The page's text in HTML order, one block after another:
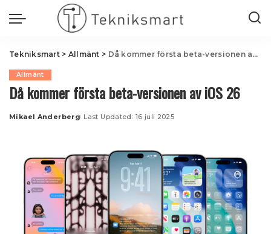
Tekniksmart> Allmänt > Då kommer första beta-versionen av iOS 26
Allmänt
Då kommer första beta-versionen av iOS 26
Posted
Mikael Anderberg Last Updated: 16 juli 2025